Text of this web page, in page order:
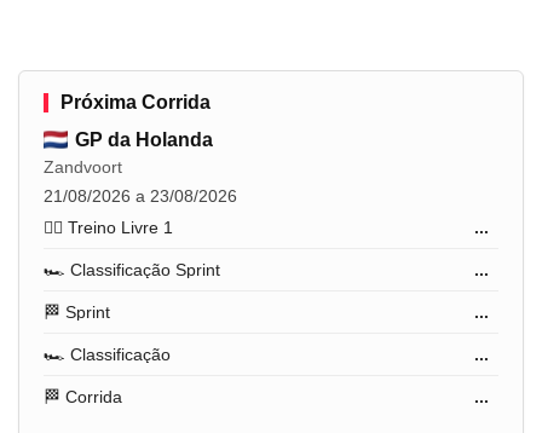
Próxima Corrida
GP da Holanda
Zandvoort
21/08/2026 a 23/08/2026
🏋️‍♂️ Treino Livre 1
...
🏎️ Classificação Sprint ...
🏁 Sprint ...
🏎️ Classificação ...
🏁 Corrida ...